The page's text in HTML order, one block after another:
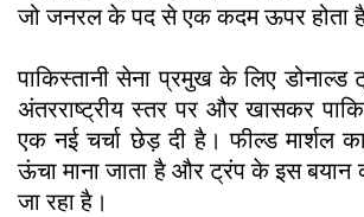
जो जनरल के पद से एक कदम ऊपर होता
पाकिस्तानी सेना प्रमुख के लिए डोनाल्ड
अंतरराष्ट्रीय स्तर पर और खासकर
एक नई चर्चा छेड़ दी है। फील्ड मार्शल
ऊंचा माना जाता है और ट्रंप के इस बयान
जा रहा है।